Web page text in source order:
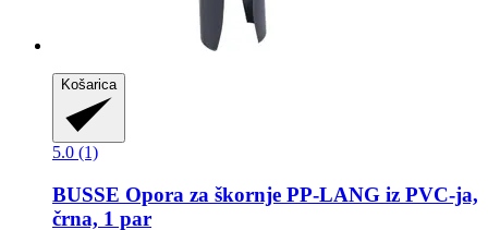
Košarica
5.0 (1)
BUSSE Opora za škornje PP-​LANG iz PVC-​ja,
črna, 1 par